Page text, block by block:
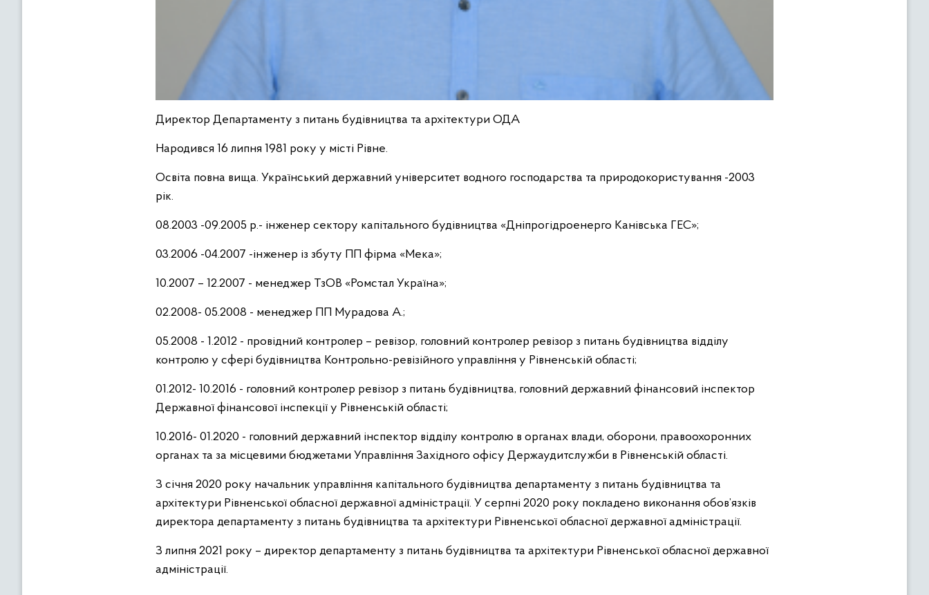
Директор Департаменту з питань будівництва та архітектури ОДА
Народився 16 липня 1981 року у місті Рівне.
Освіта повна вища. Український державний університет водного господарства та природокористування -2003
рік.
08.2003 -09.2005 р.- інженер сектору капітального будівництва «Дніпрогідроенерго Канівська ГЕС»;
03.2006 -04.2007 -інженер із збуту ПП фірма «Мека»;
10.2007 – 12.2007 - менеджер ТзОВ «Ромстал Україна»;
02.2008- 05.2008 - менеджер ПП Мурадова А.;
05.2008 - 1.2012 - провідний контролер – ревізор, головний контролер ревізор з питань будівництва відділу
контролю у сфері будівництва Контрольно-ревізійного управління у Рівненській області;
01.2012- 10.2016 - головний контролер ревізор з питань будівництва, головний державний фінансовий інспектор
Державної фінансової інспекції у Рівненській області;
10.2016- 01.2020 - головний державний інспектор відділу контролю в органах влади, оборони, правоохоронних
органах та за місцевими бюджетами Управління Західного офісу Держаудитслужби в Рівненській області.
З січня 2020 року начальник управління капітального будівництва департаменту з питань будівництва та
архітектури Рівненської обласної державної адміністрації. У серпні 2020 року покладено виконання обов’язків
директора департаменту з питань будівництва та архітектури Рівненської обласної державної адміністрації.
З липня 2021 року – директор департаменту з питань будівництва та архітектури Рівненської обласної державної
адміністрації.